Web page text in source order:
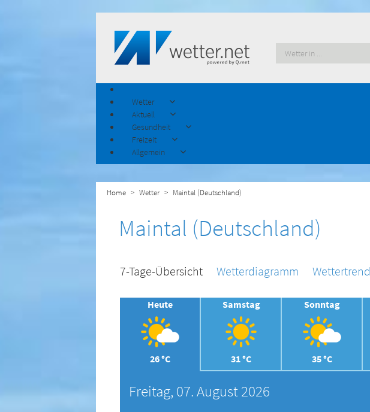
Wetter
Aktuell
Gesundheit
Freizeit
Allgemein
Home Wetter Maintal (Deutschland)
Maintal (Deutschland)
7-Tage-Übersicht Wetterdiagramm Wettertrend
Heute
26 °C
Samstag
31 °C
Sonntag
35 °C
Freitag, 07. August 2026